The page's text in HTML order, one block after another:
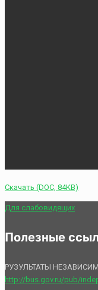
Скачать (DOC, 84KB)
Для слабовидящих
Полезные
РУЗУЛЬТАТЫ
http://bus.gov.ru/pub/